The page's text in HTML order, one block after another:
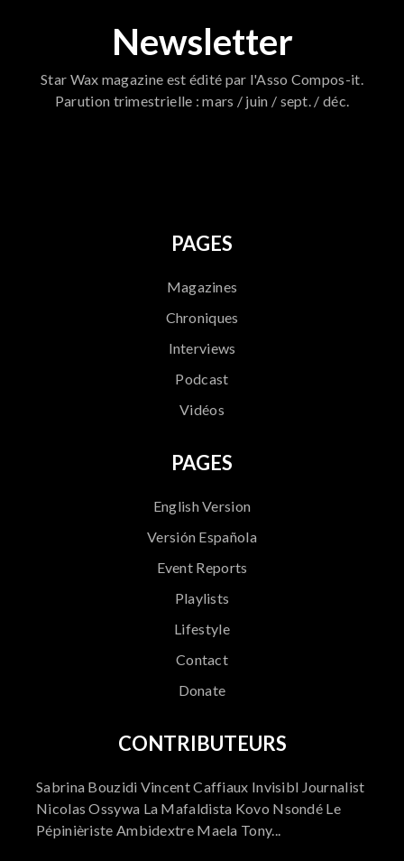
Newsletter
Star Wax magazine est édité par l'Asso Compos-it.
Parution trimestrielle : mars / juin / sept. / déc.
PAGES
Magazines
Chroniques
Interviews
Podcast
Vidéos
PAGES
English Version
Versión Española
Event Reports
Playlists
Lifestyle
Contact
Donate
CONTRIBUTEURS
Sabrina Bouzidi Vincent Caffiaux Invisibl Journalist
Nicolas Ossywa La Mafaldista Kovo Nsondé Le
Pépinièriste Ambidextre Maela Tony...